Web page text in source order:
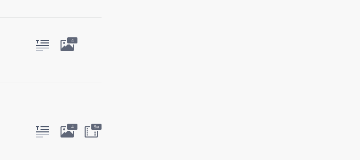
4
4 5м